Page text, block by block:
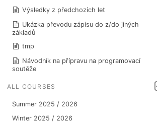
Výsledky z předchozích let
Ukázka převodu zápisu do z/do jiných
základů
tmp
Návodník na přípravu na programovací
soutěže
ALL COURSES
Summer 2025 / 2026
Winter 2025 / 2026